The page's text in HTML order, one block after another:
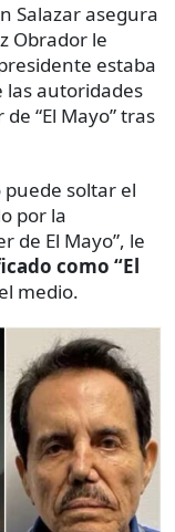
Salazar asegura
Obrador le
estaba
las autoridades
“El Mayo” tras
soltar el
por la
de El Mayo”, le
como “El
medio.